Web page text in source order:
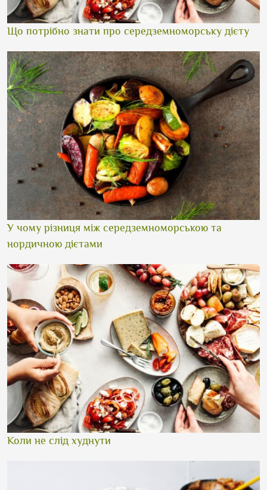
Що потрібно знати про середземноморську дієту
У чому різниця між середземноморською та
нордичною дієтами
Коли не слід худнути